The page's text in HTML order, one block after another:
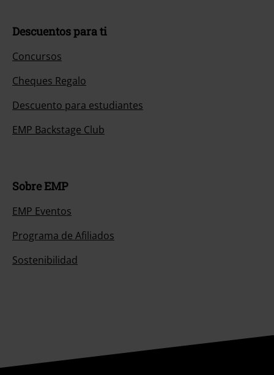
Descuentos para ti
Concursos
Cheques Regalo
Descuento para estudiantes
EMP Backstage Club
Sobre EMP
EMP Eventos
Programa de Afiliados
Sostenibilidad